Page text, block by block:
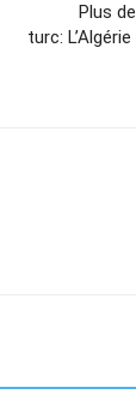
Plus
turc: